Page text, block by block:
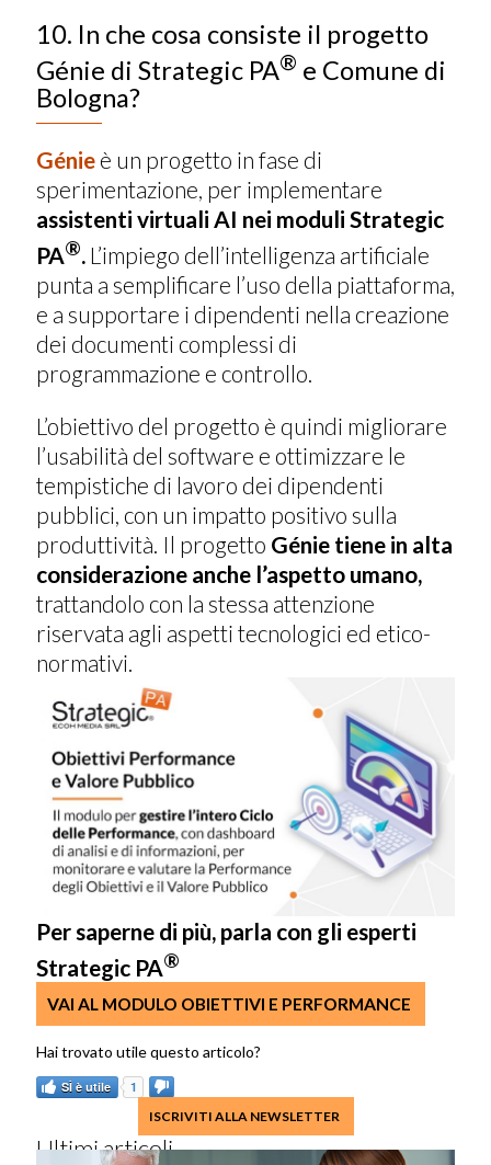
10. In che cosa consiste il progetto
Génie di Strategic PA® e Comune di
Bologna?
Génie è un progetto in fase di
sperimentazione, per implementare
assistenti virtuali AI nei moduli Strategic
PA®. L’impiego dell’intelligenza artificiale
punta a semplificare l’uso della piattaforma,
e a supportare i dipendenti nella creazione
dei documenti complessi di
programmazione e controllo.
L’obiettivo del progetto è quindi migliorare
l’usabilità del software e ottimizzare le
tempistiche di lavoro dei dipendenti
pubblici, con un impatto positivo sulla
produttività. Il progetto Génie tiene in alta
considerazione anche l’aspetto umano,
trattandolo con la stessa attenzione
riservata agli aspetti tecnologici ed etico-
normativi.
Per saperne di più, parla con gli esperti
Strategic PA®
VAI AL MODULO OBIETTIVI E PERFORMANCE
SÌ è utile
1
ISCRIVITI ALLA NEWSLETTER
Ultimi articoli